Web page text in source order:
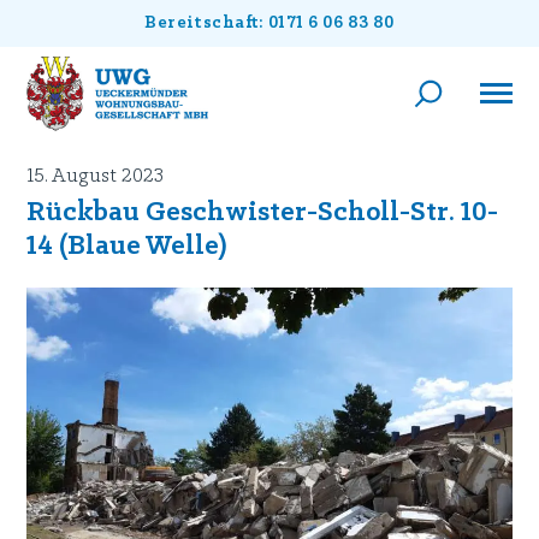
Bereitschaft: 0171 6 06 83 80
15. August 2023
Rückbau Geschwister-Scholl-Str. 10-
14 (Blaue Welle)